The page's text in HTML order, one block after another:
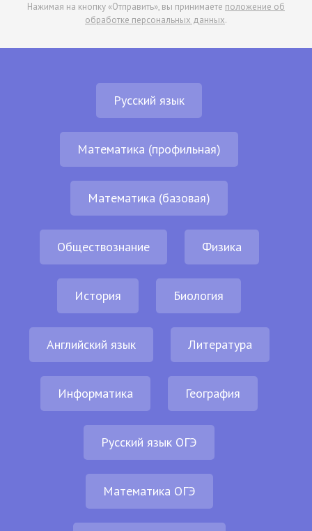
Нажимая на кнопку «Отправить», вы принимаете положение об
обработке персональных данных.
Русский язык
Математика (профильная)
Математика (базовая)
Обществознание Физика
История Биология
Английский язык Литература
Информатика География
Русский язык ОГЭ
Математика ОГЭ